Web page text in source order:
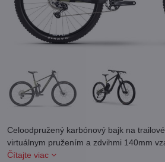
Celoodpružený karbónový bajk na
virtuálnym pružením a zdvihmi 140mm
Čítajte viac